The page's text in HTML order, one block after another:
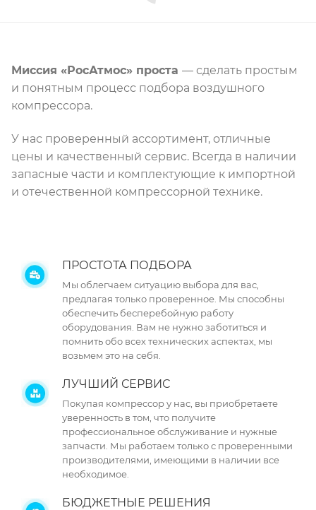
Миссия «РосАтмос» проста — сделать простым
и понятным процесс подбора воздушного
компрессора.
У нас проверенный ассортимент, отличные
цены и качественный сервис. Всегда в наличии
запасные части и комплектующие к импортной
и отечественной компрессорной технике.
ПРОСТОТА ПОДБОРА
Мы облегчаем ситуацию выбора для вас,
предлагая только проверенное. Мы способны
обеспечить бесперебойную работу
оборудования. Вам не нужно заботиться и
помнить обо всех технических аспектах, мы
возьмем это на себя.
ЛУЧШИЙ СЕРВИС
Покупая компрессор у нас, вы приобретаете
уверенность в том, что получите
профессиональное обслуживание и нужные
запчасти. Мы работаем только с проверенными
производителями, имеющими в наличии все
необходимое.
БЮДЖЕТНЫЕ РЕШЕНИЯ